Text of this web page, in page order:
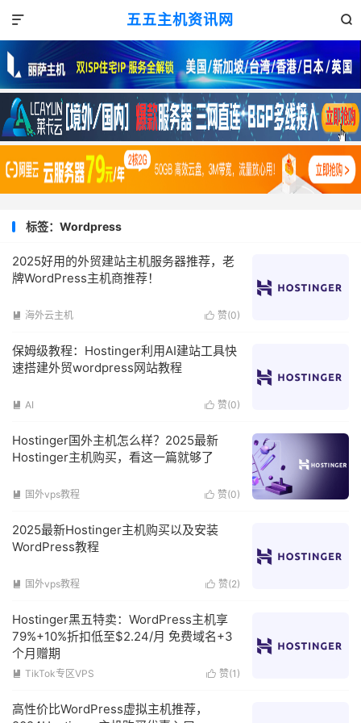
五五主机资讯网 

标签：Wordpress
2025好用的外贸建站主机服务器推荐，老
牌WordPress主机商推荐！
 赞(0)
 海外云主机
保姆级教程：Hostinger利用AI建站工具快
速搭建外贸wordpress网站教程
 赞(0)
 AI
Hostinger国外主机怎么样？2025最新
Hostinger主机购买，看这一篇就够了
 赞(0)
 国外vps教程
2025最新Hostinger主机购买以及安装
WordPress教程
 赞(2)
 国外vps教程
Hostinger黑五特卖：WordPress主机享
79%+10%折扣低至$2.24/月 免费域名+3
个月赠期
 赞(1 )
 TikTok专区VPS
高性价比WordPress虚拟主机推荐，